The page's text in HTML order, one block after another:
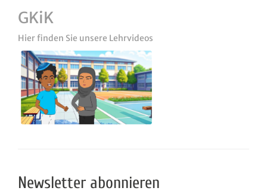
GKiK
Hier finden Sie unsere Lehrvideos
Newsletter abonnieren